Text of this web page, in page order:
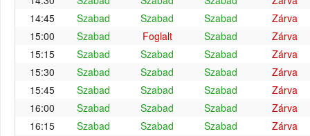
14:45
Szabad Szabad Szabad
Zárva
15:00
Szabad Foglalt Szabad
Zárva
15:15
Szabad Szabad Szabad
Zárva
15:30
Szabad Szabad Szabad
Zárva
15:45
Szabad Szabad Szabad
Zárva
16:00
Szabad Szabad Szabad
Zárva
16:15
Szabad Szabad Szabad Zárva